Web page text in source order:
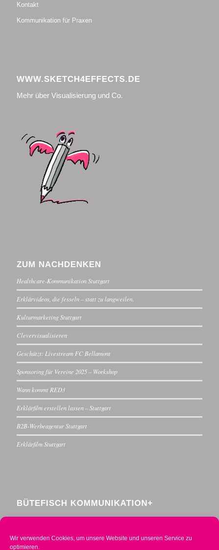
Wir verwenden Cookies, um unsere Website und unseren Service zu
optimieren.
Kontakt
Kommunikation für Praxen
WWW.SKETCH4EFFECTS.DE
Mehr über Visualisierung und Co.
ZUM NACHDENKEN
Healthcare-Kommunikation Stuttgart
Erklärvideos, die fesseln – statt zu langweilen.
Kulturmarketing Stuttgart
Clevervisualisieren
Geschützt: Livestream FC Bellamont
Sponsoring für Vereine 2025 – Workshop
Wann kommt RED3
Erklärfilm erstellen lassen – Stuttgart
B2B-Werbeagentur Stuttgart
Erklärfilm Stuttgart
BÜTEFISCH KOMMUNIKATION+
Menzelstraße 30
Telefon 0711 234376-0